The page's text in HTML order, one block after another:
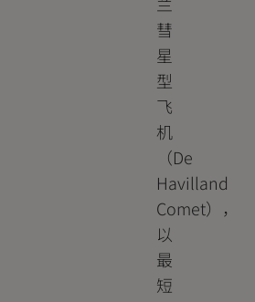
彗
星
型
飞
机
（De
Havilland
Comet），
以
最
短